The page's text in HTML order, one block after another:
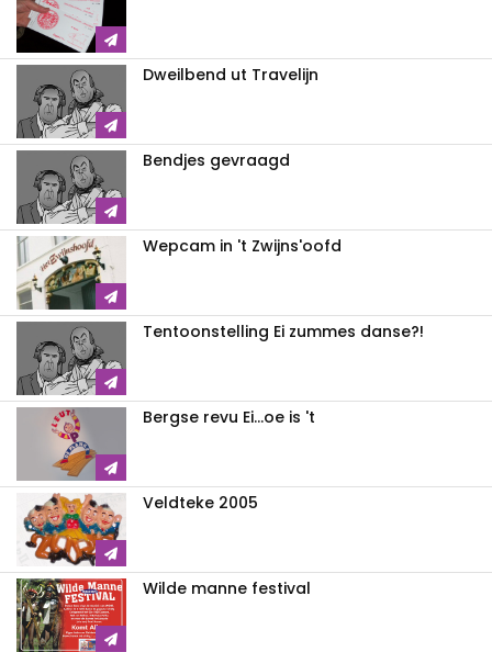
Dweilbend ut Travelijn
Bendjes gevraagd
Wepcam in 't Zwijns'oofd
Tentoonstelling Ei zummes danse?!
Bergse revu Ei...oe is 't
Veldteke 2005
Wilde manne festival